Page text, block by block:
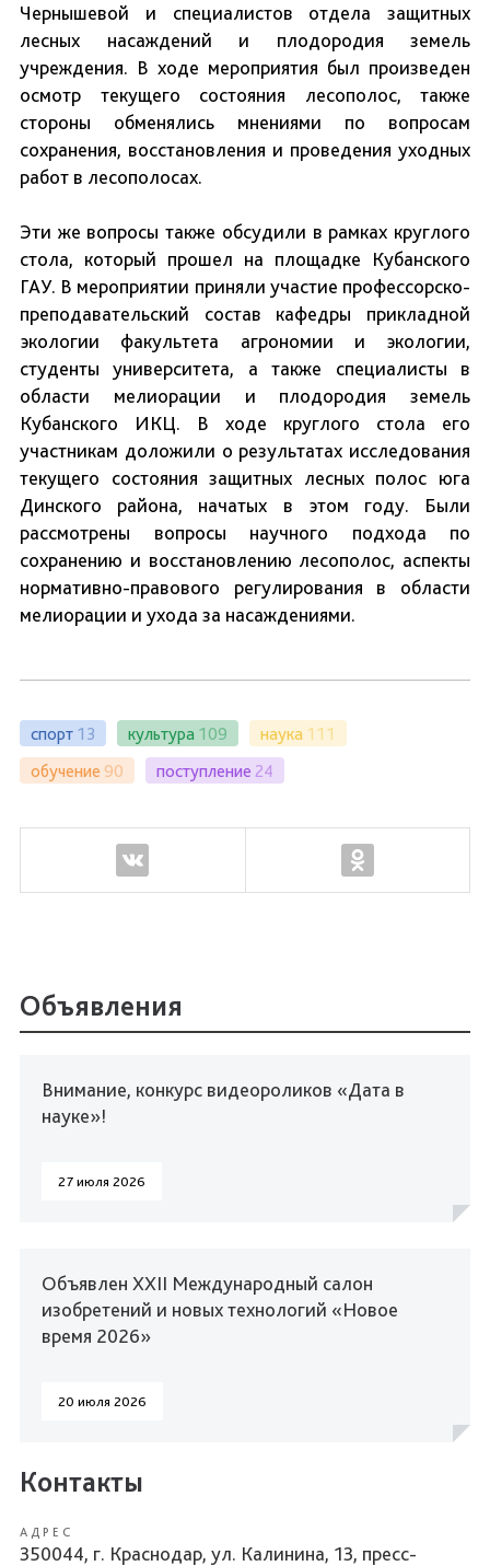
Чернышевой и специалистов отдела защитных
лесных насаждений и плодородия земель
учреждения. В ходе мероприятия был произведен
осмотр текущего состояния лесополос, также
стороны обменялись мнениями по вопросам
сохранения, восстановления и проведения уходных
работ в лесополосах.
Эти же вопросы также обсудили в рамках круглого
стола, который прошел на площадке Кубанского
ГАУ. В мероприятии приняли участие профессорско-
преподавательский состав кафедры прикладной
экологии факультета агрономии и экологии,
студенты университета, а также специалисты в
области мелиорации и плодородия земель
Кубанского ИКЦ. В ходе круглого стола его
участникам доложили о результатах исследования
текущего состояния защитных лесных полос юга
Динского района, начатых в этом году. Были
рассмотрены вопросы научного подхода по
сохранению и восстановлению лесополос, аспекты
нормативно-правового регулирования в области
мелиорации и ухода за насаждениями.
спорт 13 культура 109 наука 111
обучение 90 поступление 24
Объявления
Внимание, конкурс видеороликов «Дата в
науке»!
27 июля 2026
Объявлен XXII Международный салон
изобретений и новых технологий «Новое
время 2026»
20 июля 2026
Контакты
АДРЕС
350044, г. Краснодар, ул. Калинина, 13, пресс-